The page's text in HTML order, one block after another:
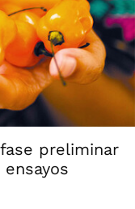
preliminar